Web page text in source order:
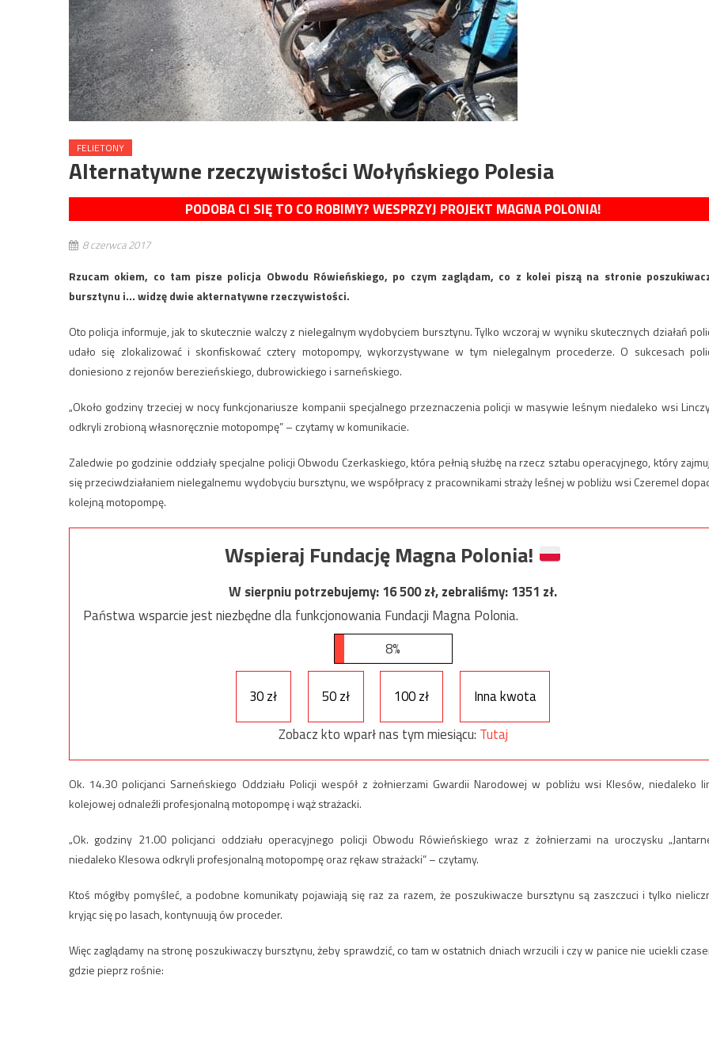
FELIETONY
Alternatywne rzeczywistości Wołyńskiego Polesia
PODOBA CI SIĘ TO CO ROBIMY? WESPRZYJ PROJEKT MAGNA POLONIA!
8 czerwca 2017
Rzucam okiem, co tam pisze policja Obwodu Rówieńskiego, po czym zaglądam, co z kolei piszą na stronie
bursztynu i… widzę dwie akternatywne rzeczywistości.
Oto policja informuje, jak to skutecznie walczy z nielegalnym wydobyciem bursztynu. Tylko wczoraj w wyniku skutecznych działań
udało się zlokalizować i skonfiskować cztery motopompy, wykorzystywane w tym nielegalnym procederze. O sukcesach
doniesiono z rejonów berezieńskiego, dubrowickiego i sarneńskiego.
„Około godziny trzeciej w nocy funkcjonariusze kompanii specjalnego przeznaczenia policji w masywie leśnym niedaleko wsi
odkryli zrobioną własnoręcznie motopompę” – czytamy w komunikacie.
Zaledwie po godzinie oddziały specjalne policji Obwodu Czerkaskiego, która pełnią służbę na rzecz sztabu operacyjnego, który
się przeciwdziałaniem nielegalnemu wydobyciu bursztynu, we współpracy z pracownikami straży leśnej w pobliżu wsi Czeremel
kolejną motopompę.
Wspieraj Fundację Magna Polonia!
W sierpniu potrzebujemy:16 500zł, zebraliśmy:1351 zł.
Państwa wsparcie jest niezbędne dla funkcjonowania Fundacji Magna Polonia.
8%
30 zł 50 zł 100 zł
Inna kwota
Zobacz kto wparł nas tym miesiącu: Tutaj
Ok. 14.30 policjanci Sarneńskiego Oddziału Policji wespół z żołnierzami Gwardii Narodowej w pobliżu wsi Klesów, niedaleko
kolejowej odnaleźli profesjonalną motopompę i wąż strażacki.
„Ok. godziny 21.00 policjanci oddziału operacyjnego policji Obwodu Rówieńskiego wraz z żołnierzami na uroczysku
niedaleko Klesowa odkryli profesjonalną motopompę oraz rękaw strażacki” – czytamy.
Ktoś mógłby pomyśleć, a podobne komunikaty pojawiają się raz za razem, że poszukiwacze bursztynu są zaszczuci i tylko
kryjąc się po lasach, kontynuują ów proceder.
Więc zaglądamy na stronę poszukiwaczy bursztynu, żeby sprawdzić, co tam w ostatnich dniach wrzucili i czy w panice nie uciekli
gdzie pieprz rośnie: